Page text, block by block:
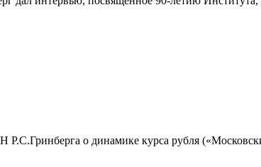
о динамике курса рубля